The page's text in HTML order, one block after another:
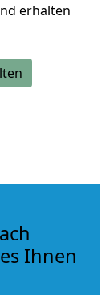
erhalten
Ihnen